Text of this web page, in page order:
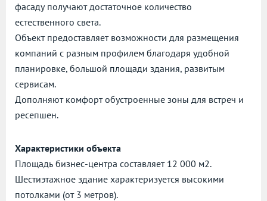
фасаду получают достаточное количество
естественного света.
Объект предоставляет возможности для размещения
компаний с разным профилем благодаря удобной
планировке, большой площади здания, развитым
сервисам.
Дополняют комфорт обустроенные зоны для встреч и
ресепшен.
Характеристики объекта
Площадь бизнес-центра составляет 12 000 м2.
Шестиэтажное здание характеризуется высокими
потолками (от 3 метров).